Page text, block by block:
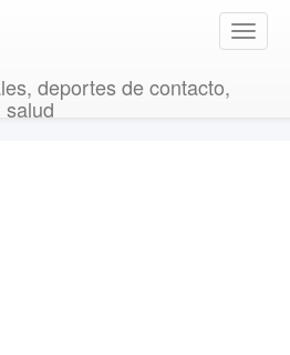
T
o
deportes de contacto,
salud